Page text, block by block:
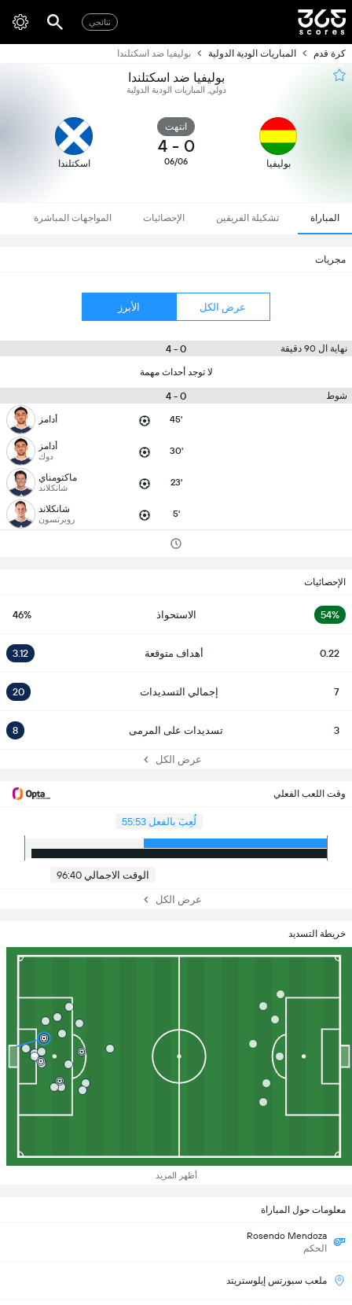
نتائجي
كرة قدم المباريات الودية الدولية بوليفيا ضد اسكتلندا
بوليفيا ضد اسكتلندا
دولي, المباريات الودية الدولية
بوليفيا
انتهت
0
-
4
06/06 اسكتلندا
المباراة تشكيلة الفريقين الإحصائيات المواجهات المباشرة
مجريات
عرض الكل الأبرز
نهاية ال 90 دقيقة 0 - 4
لا توجد أحداث مهمة
شوط 0 - 4
45' أدامز
30' أدامز
دوك
23' ماكتومناي
شانكلاند
5' شانكلاند
روبرتسون
الإحصائيات
54% الاستحواذ 46%
0.22 أهداف متوقعة 3.12
7 إجمالي التسديدات 20
3 تسديدات على المرمى 8
عرض الكل
وقت اللعب الفعلي
لُعِبَ بالفعل 55:53
الوقت الاجمالي 96:40
عرض الكل
خريطة التسديد
أظهر المزيد
معلومات حول المباراة
Rosendo Mendoza
الحكم
ملعب سبورتس إيلوستريتد